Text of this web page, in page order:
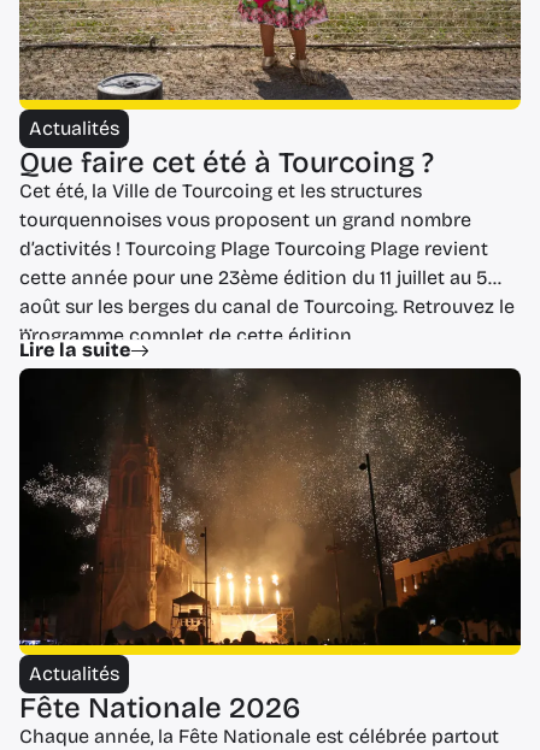
Que faire cet été à Tourcoing ?
Actualités
Cet été, la Ville de Tourcoing et les structures
tourquennoises vous proposent un grand nombre
d’activités ! Tourcoing Plage Tourcoing Plage revient
cette année pour une 23ème édition du 11 juillet au 5
août sur les berges du canal de Tourcoing. Retrouvez le
programme complet de cette édition
https://www.tourcoing.fr/2026/05/28/tourcoing-plage/
Foire d’été La foire d’été est […]
...
Lire la suite
Actualités
Fête Nationale 2026
Chaque année, la Fête Nationale est célébrée partout